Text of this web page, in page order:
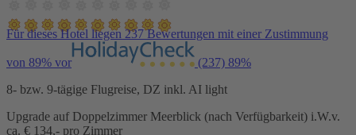
Für dieses Hotel liegen 237 Bewertungen mit einer Zustimmung
von 89% vor (237) 89%
8- bzw. 9-tägige Flugreise, DZ inkl. AI light
Upgrade auf Doppelzimmer Meerblick (nach Verfügbarkeit) i.W.v.
ca. € 134,- pro Zimmer